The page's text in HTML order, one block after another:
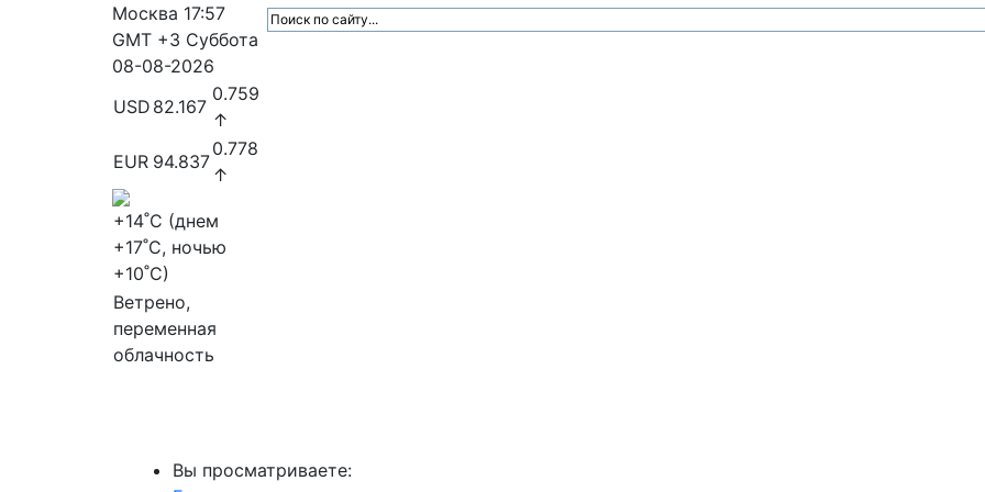
Москва 17:57
GMT +3 Суббота
08-08-2026
USD 82.167
0.759
↑
EUR 94.837
0.778
↑
+14˚C (днем
+17˚C, ночью
+10˚C)
Ветрено,
переменная
облачность
Вы просматриваете: